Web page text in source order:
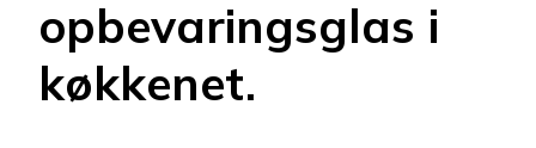
opbevaringsglas i
køkkenet.